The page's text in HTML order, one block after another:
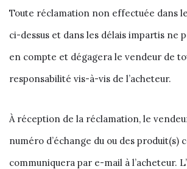
Toute réclamation non effectuée dans
ci-dessus et dans les délais impartis ne
en compte et dégagera le vendeur de
responsabilité vis-à-vis de l’acheteur.
À réception de la réclamation, le
numéro d’échange du ou des produit(s)
communiquera par e-mail à l’acheteur.